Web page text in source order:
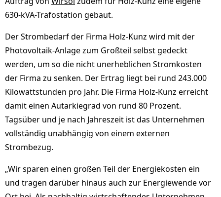
630-kVA-Trafostation gebaut.
Der Strombedarf der Firma Holz-Kunz wird mit der
Photovoltaik-Anlage zum Großteil selbst gedeckt
werden, um so die nicht unerheblichen Stromkosten
der Firma zu senken. Der Ertrag liegt bei rund 243.000
Kilowattstunden pro Jahr. Die Firma Holz-Kunz erreicht
damit einen Autarkiegrad von rund 80 Prozent.
Tagsüber und je nach Jahreszeit ist das Unternehmen
vollständig unabhängig von einem externen
Strombezug.
„Wir sparen einen großen Teil der Energiekosten ein
und tragen darüber hinaus auch zur Energiewende vor